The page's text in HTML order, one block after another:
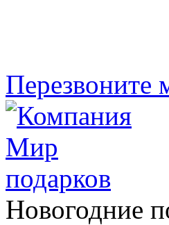
Перезвоните
Новогодние